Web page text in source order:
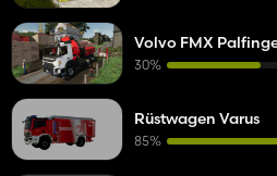
Volvo FMX
30%
Rüstwagen Varus
85%